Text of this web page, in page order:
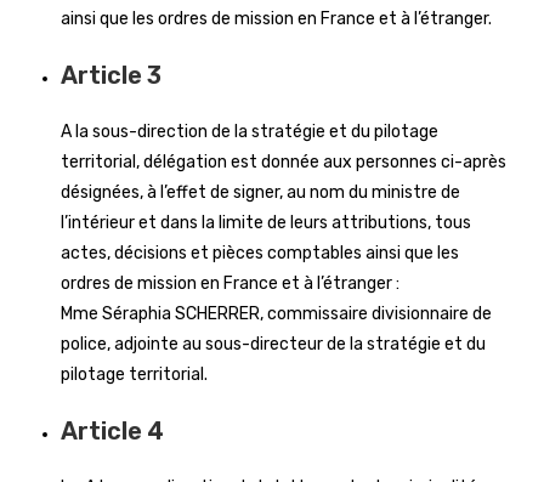
ainsi que les ordres de mission en France et à l’étranger.
Article 3
A la sous-direction de la stratégie et du pilotage
territorial, délégation est donnée aux personnes ci-après
désignées, à l’effet de signer, au nom du ministre de
l’intérieur et dans la limite de leurs attributions, tous
actes, décisions et pièces comptables ainsi que les
ordres de mission en France et à l’étranger :
Mme Séraphia SCHERRER, commissaire divisionnaire de
police, adjointe au sous-directeur de la stratégie et du
pilotage territorial.
Article 4